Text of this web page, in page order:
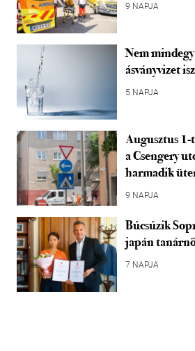
9 NAPJA
Nem
ásványvizet
5 NAPJA
Augusztus
a Csengery
harmadik
9 NAPJA
Búcsúzik
japán
7 NAPJA